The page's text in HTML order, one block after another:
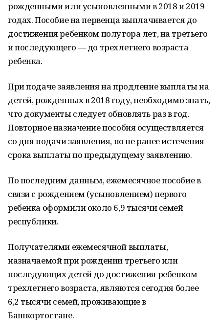
рожденными или усыновленными в 2018 и 2019
годах. Пособие на первенца выплачивается до
достижения ребенком полутора лет, на третьего
и последующего — до трехлетнего возраста
ребенка.
При подаче заявления на продление выплаты на
детей, рожденных в 2018 году, необходимо знать,
что документы следует обновлять раз в год.
Повторное назначение пособия осуществляется
со дня подачи заявления, но не ранее истечения
срока выплаты по предыдущему заявлению.
По последним данным, ежемесячное пособие в
связи с рождением (усыновлением) первого
ребенка оформили около 6,9 тысячи семей
республики.
Получателями ежемесячной выплаты,
назначаемой при рождении третьего или
последующих детей до достижения ребенком
трехлетнего возраста, являются сегодня более
6,2 тысячи семей, проживающие в
Башкортостане.